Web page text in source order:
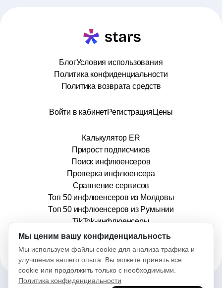
БлогУсловия использования
Политика конфиденциальности
Политика возврата средств
Войти в кабинетРегистрация Цены
Калькулятор ER
Прирост подписчиков
Поиск инфлюенсеров
Проверка инфлюенсера
Сравнение сервисов
Топ 50 инфлюенсеров из Молдовы
Топ 50 инфлюенсеров из Румынии
TikTok-инфлюенсеры
info@stars.md
Мы ценим вашу конфиденциальность
Мы используем файлы cookie для анализа трафика и
улучшения вашего опыта. Вы можете принять все
cookie или продолжить только с необходимыми.
Политика конфиденциальности